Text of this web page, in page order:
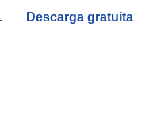
Descarga gratuita